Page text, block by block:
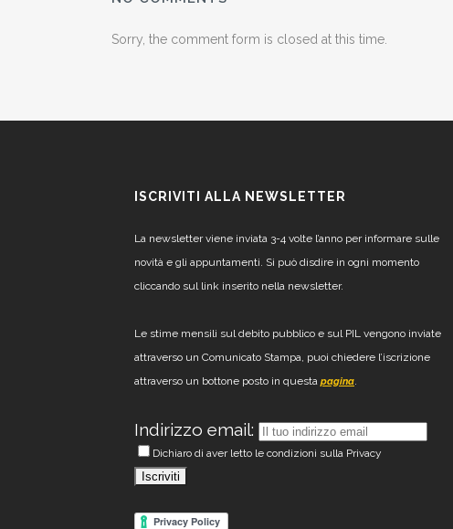
Sorry, the comment form is closed at this time.
ISCRIVITI ALLA NEWSLETTER
La newsletter viene inviata 3-4 volte l’anno per informare sulle
novità e gli appuntamenti. Si può disdire in ogni momento
cliccando sul link inserito nella newsletter.
Le stime mensili sul debito pubblico e sul PIL vengono inviate
attraverso un Comunicato Stampa, puoi chiedere l’iscrizione
attraverso un bottone posto in questa pagina.
Indirizzo email:
Dichiaro di aver letto le condizioni sulla Privacy